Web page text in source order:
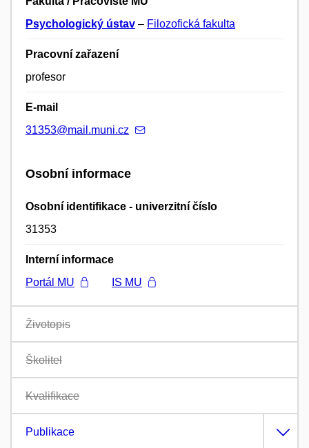
Psychologický ústav – Filozofická fakulta
Pracovní zařazení
profesor
E-mail
31353@mail.muni.cz
Osobní informace
Osobní identifikace - univerzitní číslo
31353
Interní informace
Portál MU
IS MU
Životopis
Školitel
Kvalifikace
Publikace